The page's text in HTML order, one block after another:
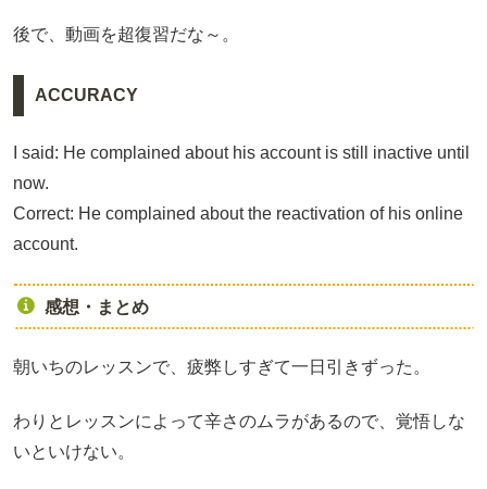
後で、動画を超復習だな～。
ACCURACY
I said: He complained about his account is still inactive until
now.
Correct: He complained about the reactivation of his online
account.
感想・まとめ
朝いちのレッスンで、疲弊しすぎて一日引きずった。
わりとレッスンによって辛さのムラがあるので、覚悟しな
いといけない。